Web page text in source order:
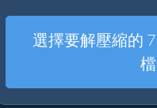
選擇要解壓縮的
檔